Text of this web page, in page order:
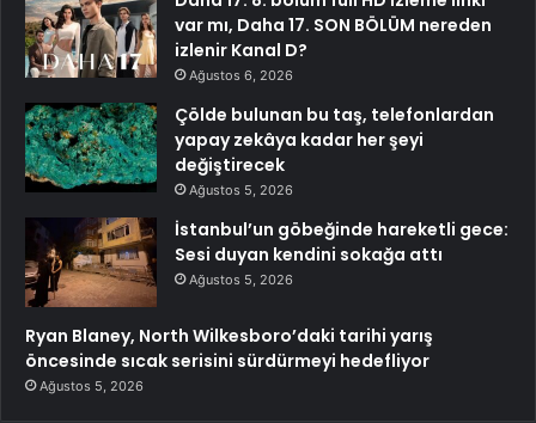
var mı, Daha 17. SON BÖLÜM nereden
izlenir Kanal D?
Ağustos 6, 2026
Çölde bulunan bu taş, telefonlardan
yapay zekâya kadar her şeyi
değiştirecek
Ağustos 5, 2026
İstanbul’un göbeğinde hareketli gece:
Sesi duyan kendini sokağa attı
Ağustos 5, 2026
Ryan Blaney, North Wilkesboro’daki tarihi yarış
öncesinde sıcak serisini sürdürmeyi hedefliyor
Ağustos 5, 2026